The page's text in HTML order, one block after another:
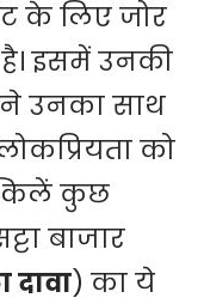
के लिए जोर
है। इसमें उनकी
ने उनका साथ
को
कुछ
बाजार
दावा) का ये